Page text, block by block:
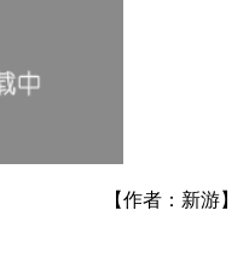
【作者：新游】